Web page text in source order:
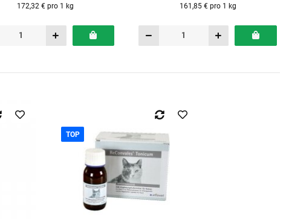
172,32 € pro 1 kg 161,85 € pro 1 kg
TOP